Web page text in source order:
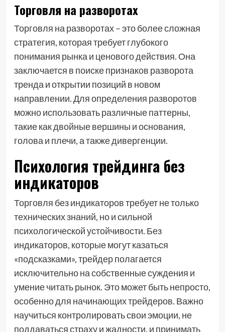
Торговля на разворотах
Торговля на разворотах – это более сложная
стратегия, которая требует глубокого
понимания рынка и ценового действия. Она
заключается в поиске признаков разворота
тренда и открытии позиций в новом
направлении. Для определения разворотов
можно использовать различные паттерны,
такие как двойные вершины и основания,
голова и плечи, а также дивергенции.
Психология трейдинга без
индикаторов
Торговля без индикаторов требует не только
технических знаний, но и сильной
психологической устойчивости. Без
индикаторов, которые могут казаться
«подсказками», трейдер полагается
исключительно на собственные суждения и
умение читать рынок. Это может быть непросто,
особенно для начинающих трейдеров. Важно
научиться контролировать свои эмоции, не
поддаваться страху и жадности, и принимать